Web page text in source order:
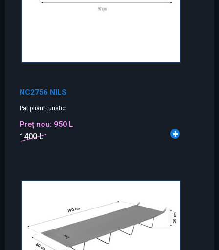
NC2756 NILS
Pat pliant turistic
Preț nou: 950 L
1400 L